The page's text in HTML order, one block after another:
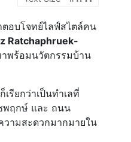
size.
ตอบโจทย์ไลฟ์สไตล์คน
Ratchaphruek-
พร้อมนวัตกรรมบ้าน
ก็เรียกว่าเป็นทำเลที่
พฤกษ์ และ ถนน
ามสะดวกมากมายใน